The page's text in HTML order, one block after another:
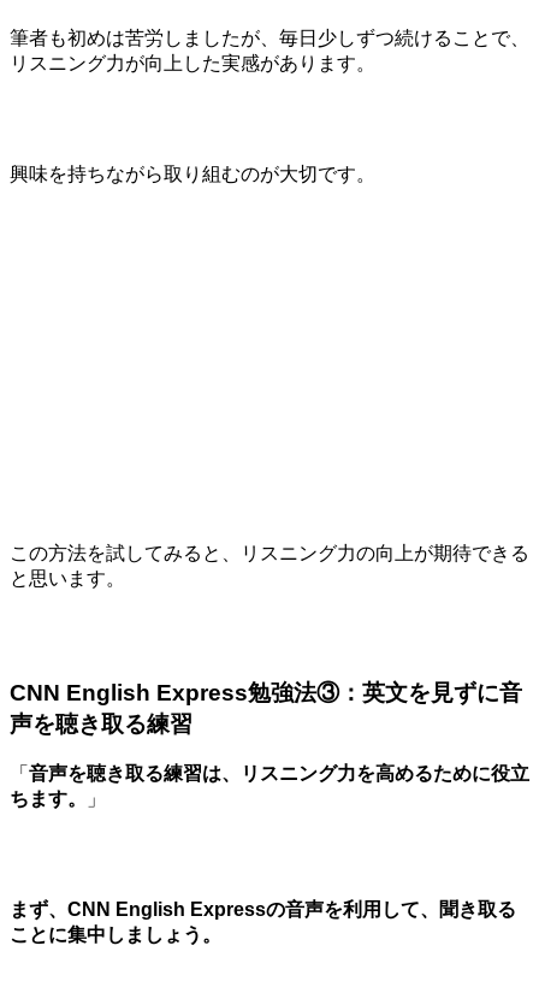
筆者も初めは苦労しましたが、毎日少しずつ続けることで、
リスニング力が向上した実感があります。
興味を持ちながら取り組むのが大切です。
この方法を試してみると、リスニング力の向上が期待できる
と思います。
CNN English Express勉強法③：英文を見ずに音
声を聴き取る練習
「 音声を聴き取る練習は、リスニング力を高めるために役立
ちます。
」
まず、CNN English Expressの音声を利用して、聞き取る
ことに集中しましょう。